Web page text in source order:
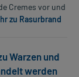
Cremes vor und
zu Rasurbrand
Warzen und
werden